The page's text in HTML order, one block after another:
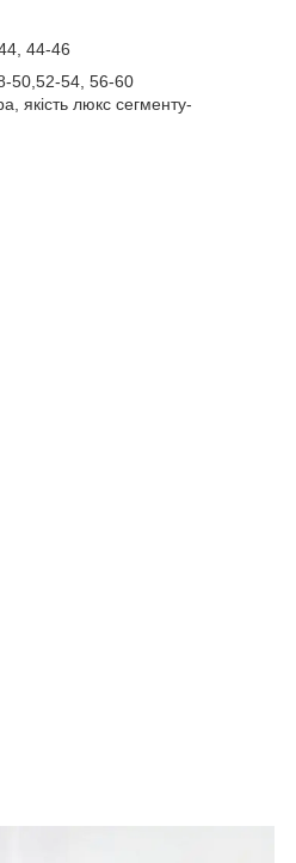
44-46
50,52-54, 56-60
якість люкс сегменту-